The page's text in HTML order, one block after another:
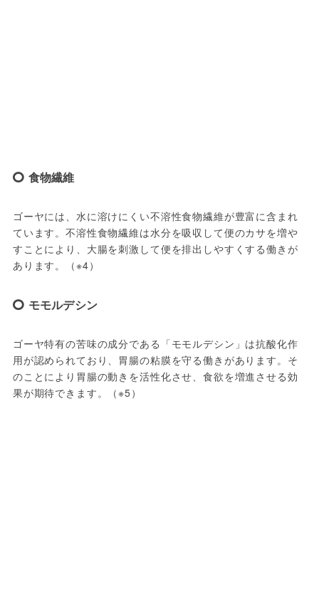
食物繊維
ゴーヤには、水に溶けにくい不溶性食物繊維が豊富に含まれ
ています。不溶性食物繊維は水分を吸収して便のカサを増や
すことにより、大腸を刺激して便を排出しやすくする働きが
あります。（※4）
モモルデシン
ゴーヤ特有の苦味の成分である「モモルデシン」は抗酸化作
用が認められており、胃腸の粘膜を守る働きがあります。そ
のことにより胃腸の動きを活性化させ、食欲を増進させる効
果が期待できます。（※5）